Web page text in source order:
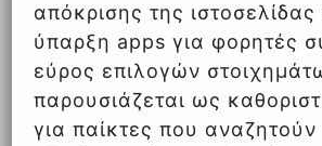
απόκρισης της ιστοσελίδας
ύπαρξη apps για φορητές
εύρος επιλογών
παρουσιάζεται ως
για παίκτες που αναζητούν